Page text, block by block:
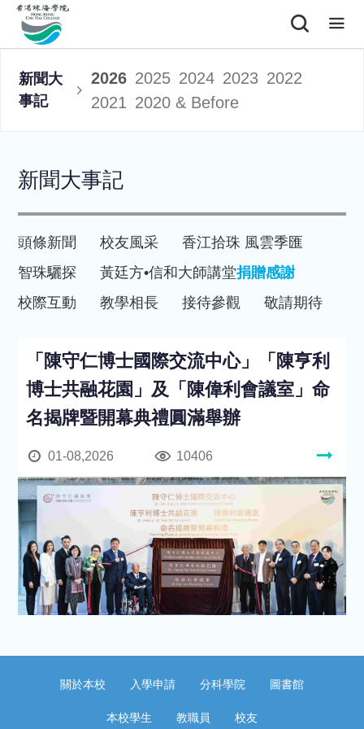
新聞大
事記
2026 2025 2024 2023 2022
2021 2020 & Before
新聞大事記
頭條新聞 校友風采
香江拾珠 風雲季匯
智珠驪探
黃廷方•信和大師講堂捐贈感謝
校際互動
教學相長 接待參觀 敬請期待
「陳守仁博士國際交流中心」「陳亨利
博士共融花園」及「陳偉利會議室」命
名揭牌暨開幕典禮圓滿舉辦
01-08,2026 10406
關於本校 入學申請 分科學院 圖書館
本校學生 教職員 校友